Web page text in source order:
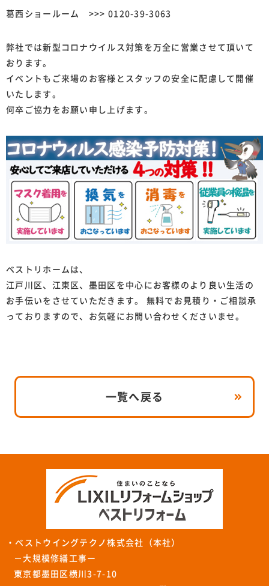
葛西ショールーム >>> 0120-39-3063
弊社では新型コロナウイルス対策を万全に営業させて頂いて
おります。
イベントもご来場のお客様とスタッフの安全に配慮して開催
いたします。
何卒ご協力をお願い申し上げます。
ベストリホームは、
江戸川区、江東区、墨田区を中心にお客様のより良い生活の
お手伝いをさせていただきます。 無料でお見積り・ご相談承
っておりますので、お気軽にお問い合わせくださいませ。
一覧へ戻る
・ベストウイングテクノ株式会社（本社）
－大規模修繕工事ー
東京都墨田区横川3-7-10